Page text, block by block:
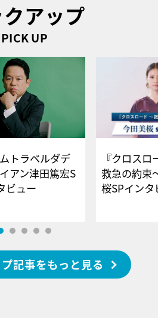
アップ
PICK UP
ムトラベルダデ
アン津田篤宏S
タビュー
『クロス
救急の約束
桜SPイ
記事をもっと見る